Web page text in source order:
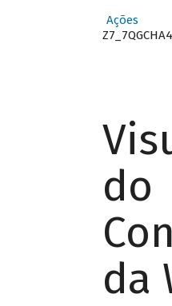
Ações
do
da